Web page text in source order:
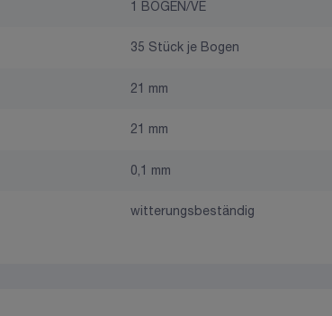
1 BOGEN/VE
35 Stück je Bogen
21 mm
21 mm
0,1 mm
witterungsbeständig